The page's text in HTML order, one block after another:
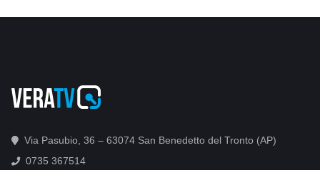
Via Pasubio, 36 – 63074 San Benedetto del Tronto (AP)
0735 367514